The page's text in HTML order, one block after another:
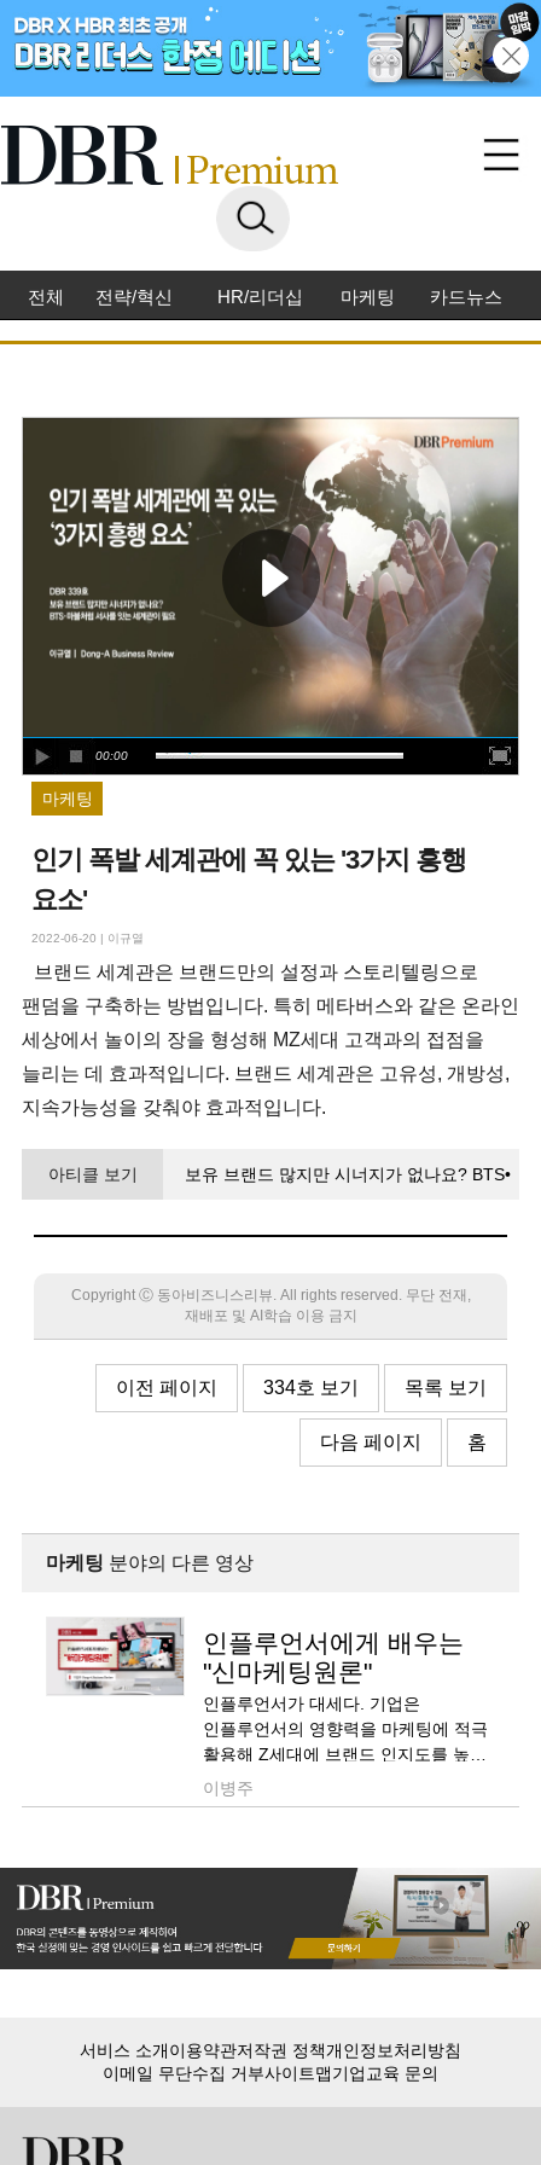
전체 전략/혁신 HR/리더십 마케팅 카드뉴스
00:00
마케팅
인기 폭발 세계관에 꼭 있는 '3가지 흥행
요소'
2022-06-20 | 이규열
브랜드 세계관은 브랜드만의 설정과 스토리텔링으로
팬덤을 구축하는 방법입니다. 특히 메타버스와 같은 온라인
세상에서 놀이의 장을 형성해 MZ세대 고객과의 접점을
늘리는 데 효과적입니다. 브랜드 세계관은 고유성, 개방성,
지속가능성을 갖춰야 효과적입니다.
아티클 보기
보유 브랜드 많지만 시너지가 없나요? BTS•
Copyright Ⓒ 동아비즈니스리뷰. All rights reserved. 무단 전재,
재배포 및 AI학습 이용 금지
이전 페이지 334호 보기 목록 보기
다음 페이지 홈
마케팅 분야의 다른 영상
인플루언서에게 배우는
"신마케팅원론"
인플루언서가 대세다. 기업은
인플루언서의 영향력을 마케팅에 적극
활용해 Z세대에 브랜드 인지도를 높일
수 있다. 중요한 점은 인플루언서가
지닌 기획력과 아이디어를 최대한
이병주
서비스 소개이용약관저작권 정책개인정보처리방침
이메일 무단수집 거부사이트맵기업교육 문의